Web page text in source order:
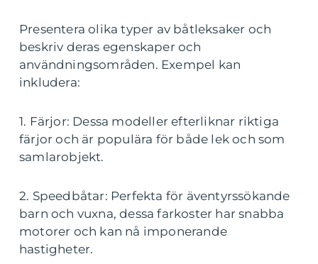
Presentera olika typer av båtleksaker och
beskriv deras egenskaper och
användningsområden. Exempel kan
inkludera:
1. Färjor: Dessa modeller efterliknar riktiga
färjor och är populära för både lek och som
samlarobjekt.
2. Speedbåtar: Perfekta för äventyrssökande
barn och vuxna, dessa farkoster har snabba
motorer och kan nå imponerande
hastigheter.